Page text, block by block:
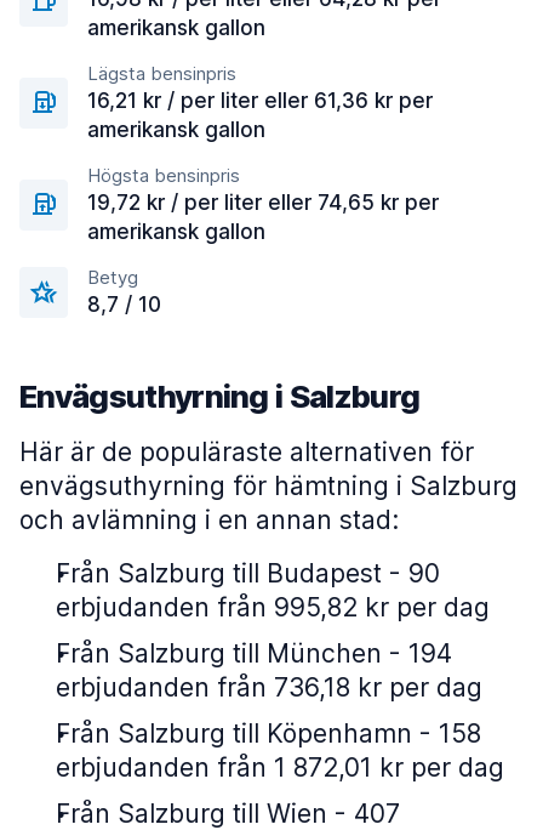
amerikansk gallon
Lägsta bensinpris
16,21 kr / per liter eller 61,36 kr per
amerikansk gallon
Högsta bensinpris
19,72 kr / per liter eller 74,65 kr per
amerikansk gallon
Betyg
8,7 / 10
Envägsuthyrning i Salzburg
Här är de populäraste alternativen för
envägsuthyrning för hämtning i Salzburg
och avlämning i en annan stad:
Från Salzburg till Budapest - 90
erbjudanden från 995,82 kr per dag
Från Salzburg till München - 194
erbjudanden från 736,18 kr per dag
Från Salzburg till Köpenhamn - 158
erbjudanden från 1 872,01 kr per dag
Från Salzburg till Wien - 407